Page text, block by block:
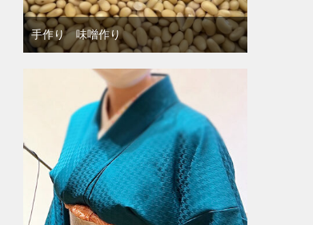
手作り 味噌作り